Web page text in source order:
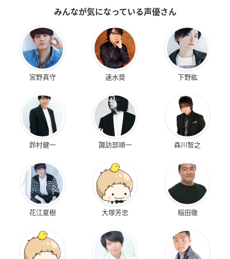
みんなが気になっている声優さん
宮野真守 速水奨 下野紘
鈴村健一 諏訪部順一 森川智之
花江夏樹 大塚芳忠 稲田徹